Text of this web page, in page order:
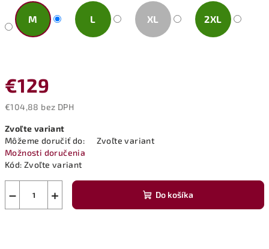
M L XL 2XL
€129
€104,88 bez DPH
cena:
Zvoľte variant
Môžeme doručiť do:
Zvoľte variant
Možnosti doručenia
Kód: Zvoľte variant
+
− Do košíka